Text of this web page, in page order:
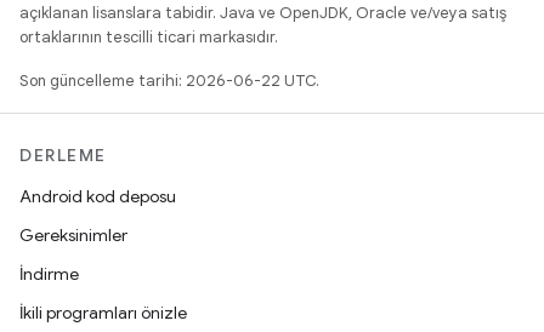
açıklanan lisanslara tabidir. Java ve OpenJDK, Oracle ve/veya satış
ortaklarının tescilli ticari markasıdır.
Son güncelleme tarihi: 2026-06-22 UTC.
DERLEME
Android kod deposu
Gereksinimler
İndirme
İkili programları önizle